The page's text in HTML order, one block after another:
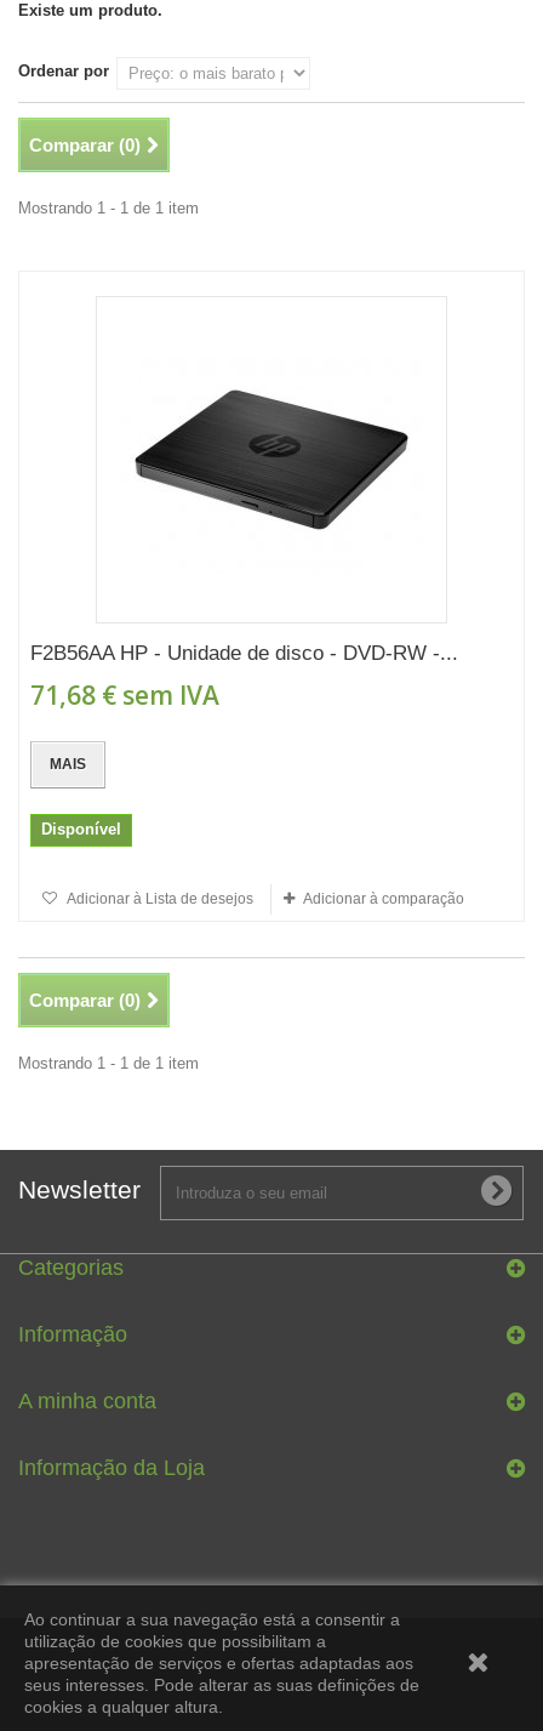
Existe um produto.
Ordenar por
Comparar (0)
Mostrando 1 - 1 de 1 item
F2B56AA HP - Unidade de disco - DVD-RW -...
71,68 € sem IVA
MAIS
Disponível
Adicionar à Lista de desejos Adicionar à comparação
Comparar (0)
Mostrando 1 - 1 de 1 item
Newsletter
Categorias
Informação
A minha conta
Informação da Loja
Ao continuar a sua navegação está a consentir a
utilização de cookies que possibilitam a
apresentação de serviços e ofertas adaptadas aos
seus interesses. Pode alterar as suas definições de
cookies a qualquer altura.